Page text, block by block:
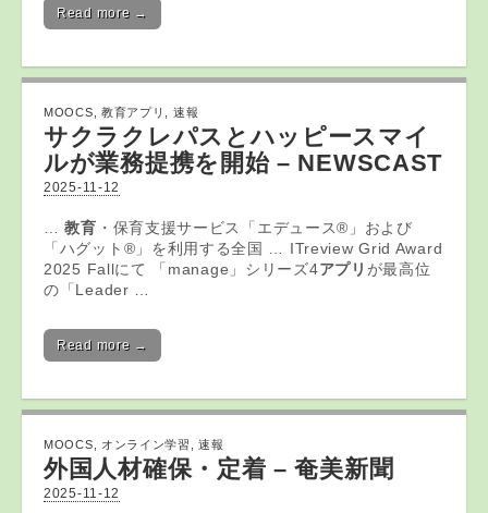
Read more →
MOOCS 教育アプリ 速報
サクラクレパスとハッピースマイ
ルが業務提携を開始 – NEWSCAST
2025-11-12
…教育 ・保育支援サービス「エデュース®」および
「ハグット®」を利用する全国 … ITreview Grid Award
2025 Fallにて 「manage」シリーズ4アプリ が最高位
の「Leader …
Read more →
MOOCS オンライン学習 ,速報
外国人材確保・定着 – 奄美新聞
2025-11-12